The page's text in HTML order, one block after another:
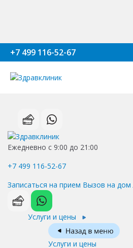
+7 499 116-52-67
Ежедневно с 9:00 до 21:00
+7 499 116-52-67
Записаться на прием Вызов на дом
Услуги и цены
Услуги и цены